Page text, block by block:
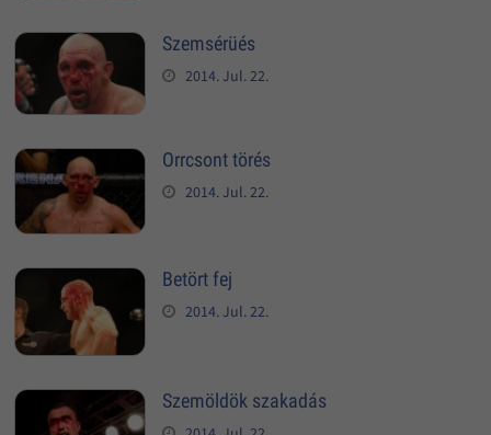
Szemsérüés
2014. Jul. 22.
Orrcsont törés
2014. Jul. 22.
Betört fej
2014. Jul. 22.
Szemöldök szakadás